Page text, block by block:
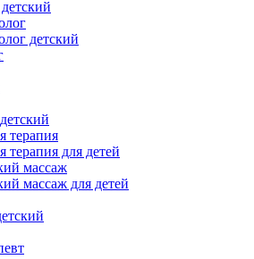
детский
терапия
терапия для детей
массаж
массаж для детей